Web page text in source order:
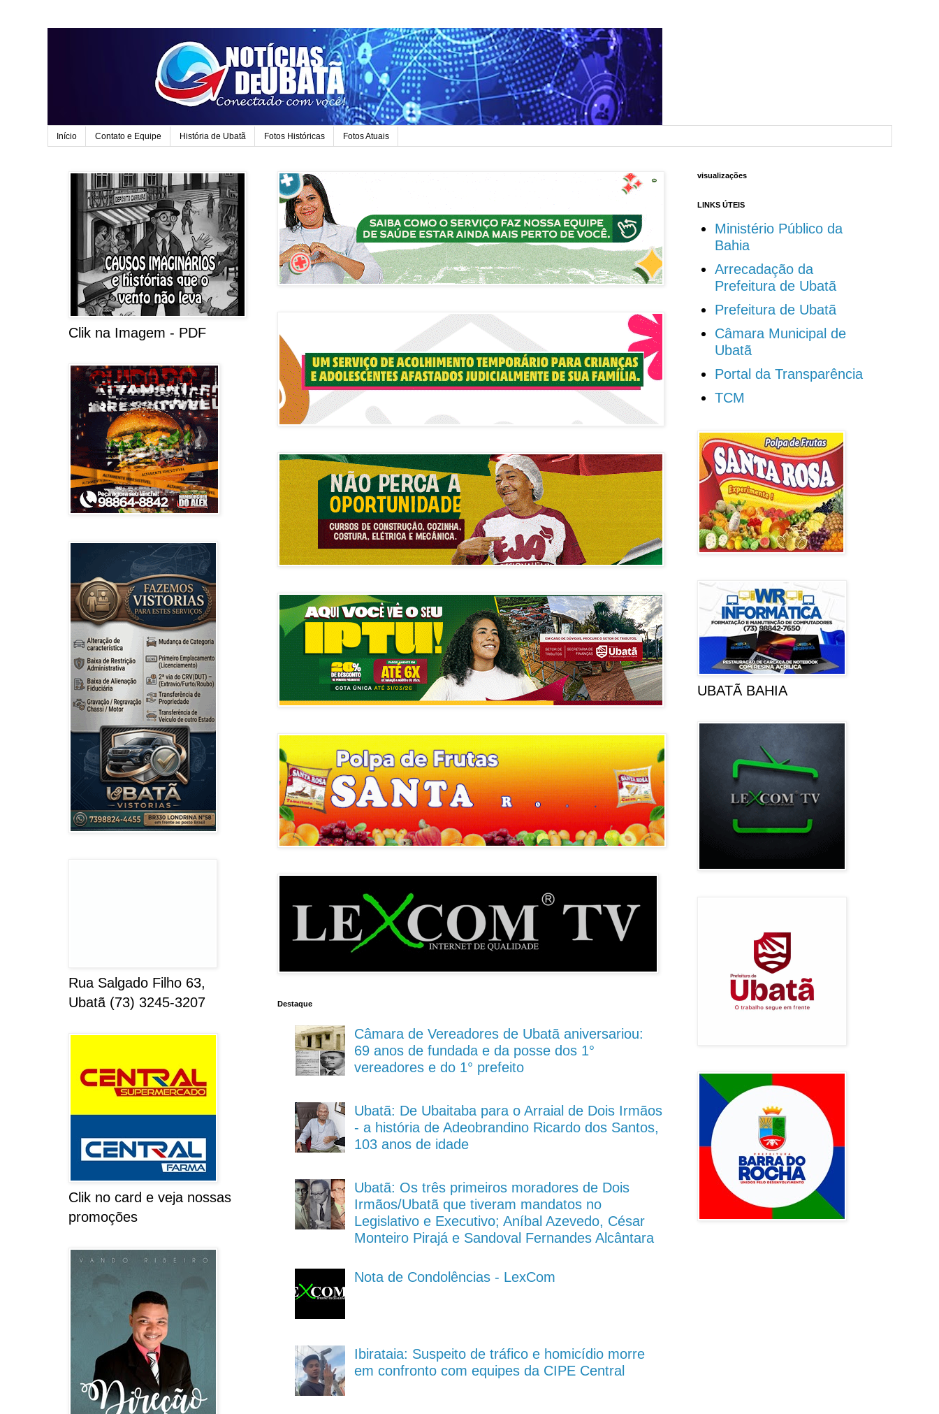
Início Contato e Equipe História de Ubatã Fotos Históricas Fotos Atuais
Destaque
Câmara de Vereadores de Ubatã aniversariou:
69 anos de fundada e da posse dos 1°
vereadores e do 1° prefeito
Ubatã: De Ubaitaba para o Arraial de Dois Irmãos
- a história de Adeobrandino Ricardo dos Santos,
103 anos de idade
Ubatã: Os três primeiros moradores de Dois
Irmãos/Ubatã que tiveram mandatos no
Legislativo e Executivo; Aníbal Azevedo, César
Monteiro Pirajá e Sandoval Fernandes Alcântara
Nota de Condolências - LexCom
Ibirataia: Suspeito de tráfico e homicídio morre
em confronto com equipes da CIPE Central
Clik na Imagem - PDF
Rua Salgado Filho 63,
Ubatã (73) 3245-3207
Clik no card e veja nossas
promoções
visualizações
LINKS ÚTEIS
Ministério Público da
Bahia
Arrecadação da
Prefeitura de Ubatã
Prefeitura de Ubatã
Câmara Municipal de
Ubatã
Portal da Transparência
TCM
UBATÃ BAHIA